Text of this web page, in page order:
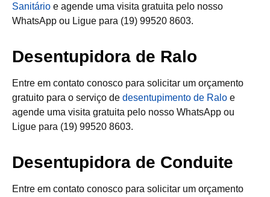
Sanitário e agende uma visita gratuita pelo nosso
WhatsApp ou Ligue para (19) 99520 8603.
Desentupidora de Ralo
Entre em contato conosco para solicitar um orçamento
gratuito para o serviço de desentupimento de Ralo e
agende uma visita gratuita pelo nosso WhatsApp ou
Ligue para (19) 99520 8603.
Desentupidora de Conduite
Entre em contato conosco para solicitar um orçamento